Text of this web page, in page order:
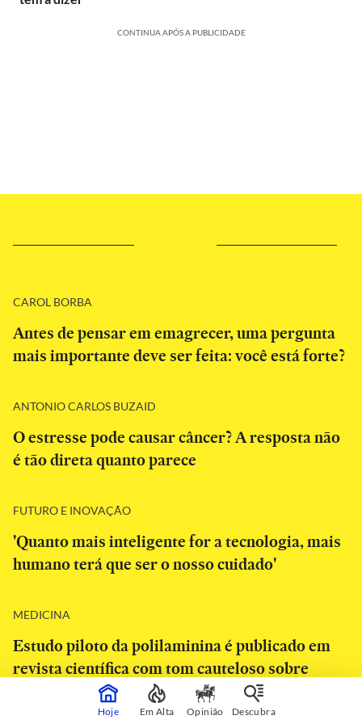
CONTINUA APÓS A PUBLICIDADE
CAROL BORBA
Antes de pensar em emagrecer, uma pergunta
mais importante deve ser feita: você está forte?
ANTONIO CARLOS BUZAID
O estresse pode causar câncer? A resposta não
é tão direta quanto parece
FUTURO E INOVAÇÃO
'Quanto mais inteligente for a tecnologia, mais
humano terá que ser o nosso cuidado'
MEDICINA
Estudo piloto da polilaminina é publicado em
revista científica com tom cauteloso sobre
Hoje Em Alta Opinião Descubra